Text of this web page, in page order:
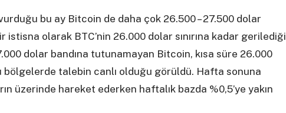
bu ay Bitcoin de daha çok 26.500 – 27.500 dolar
istisna olarak BTC’nin 26.000 dolar sınırına kadar gerilediği
dolar bandına tutunamayan Bitcoin, kısa süre 26.000
bölgelerde talebin canlı olduğu görüldü. Hafta sonuna
üzerinde hareket ederken haftalık bazda %0,5’ye yakın